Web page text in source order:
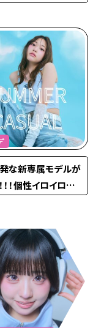
な新専属モデルが
！！個性イロイロな